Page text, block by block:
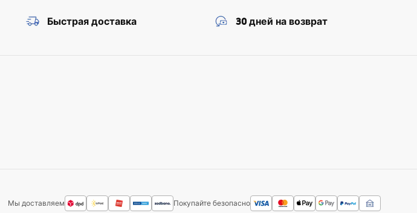
Быстрая доставка 30 дней на возврат
Мы доставляем Покупайте безопасно